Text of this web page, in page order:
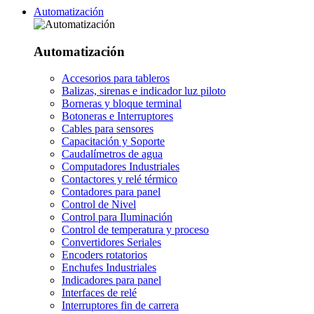
Automatización
Automatización
Accesorios para tableros
Balizas, sirenas e indicador luz piloto
Borneras y bloque terminal
Botoneras e Interruptores
Cables para sensores
Capacitación y Soporte
Caudalímetros de agua
Computadores Industriales
Contactores y relé térmico
Contadores para panel
Control de Nivel
Control para Iluminación
Control de temperatura y proceso
Convertidores Seriales
Encoders rotatorios
Enchufes Industriales
Indicadores para panel
Interfaces de relé
Interruptores fin de carrera